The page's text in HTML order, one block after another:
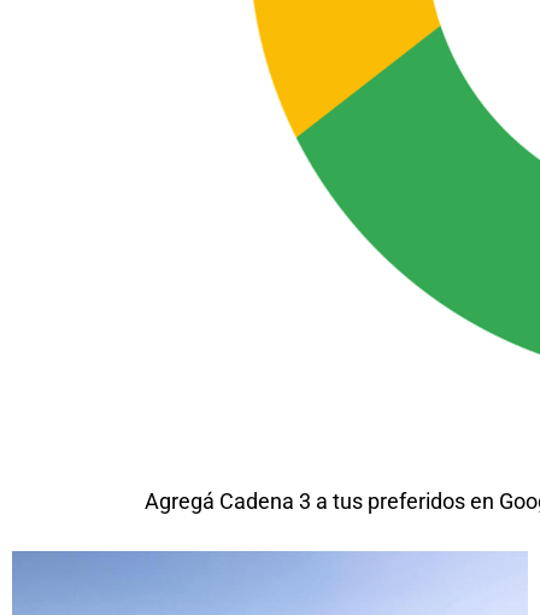
Agregá Cadena 3 a tus preferidos en